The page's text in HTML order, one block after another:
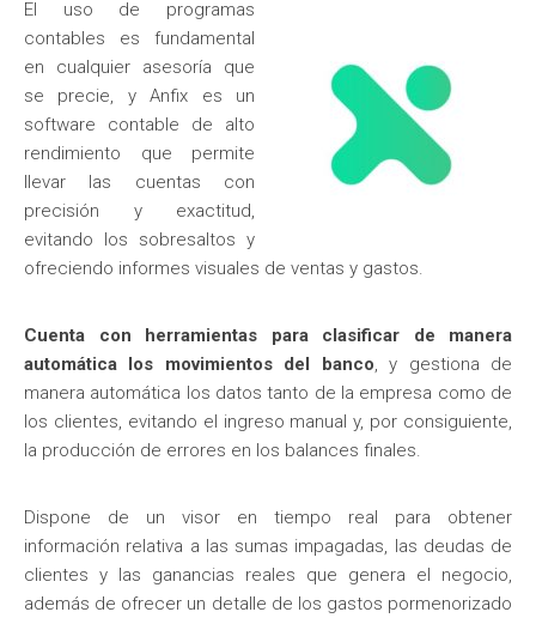
El uso de programas
contables es fundamental
en cualquier asesoría que
se precie, y Anfix es un
software contable de alto
rendimiento que permite
llevar las cuentas con
precisión y exactitud,
evitando los sobresaltos y
ofreciendo informes visuales de ventas y gastos.
Cuenta con herramientas para clasificar de manera
automática los movimientos del banco, y gestiona de
manera automática los datos tanto de la empresa como de
los clientes, evitando el ingreso manual y, por consiguiente,
la producción de errores en los balances finales.
Dispone de un visor en tiempo real para obtener
información relativa a las sumas impagadas, las deudas de
clientes y las ganancias reales que genera el negocio,
además de ofrecer un detalle de los gastos pormenorizado